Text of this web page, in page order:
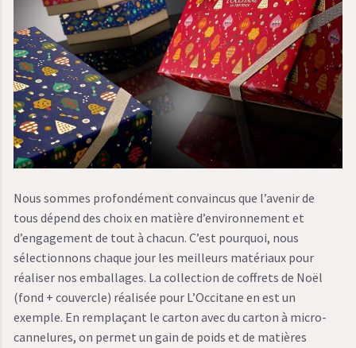
Nous sommes profondément convaincus que l’avenir de
tous dépend des choix en matière d’environnement et
d’engagement de tout à chacun. C’est pourquoi, nous
sélectionnons chaque jour les meilleurs matériaux pour
réaliser nos emballages. La collection de coffrets de Noël
(fond + couvercle) réalisée pour L’Occitane en est un
exemple. En remplaçant le carton avec du carton à micro-
cannelures, on permet un gain de poids et de matières